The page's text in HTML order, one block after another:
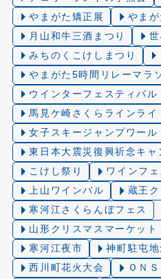
やまがた矯正展
やま
月山和牛三酒まつり
みちのくこけしまつり
やまがた5時間リレーマラ
ウインターフェスティバル
馬見ケ崎さくらラインライ
女子スキージャンプワール
東日本大震災復興祈念キャ
こけし祭り
ワインフ
上山ワインバル
蔵王
寒河江さくらんぼフェス
山形クリスマスマーケット
寒河江夜市
神町駐屯
西川町花火大会
ＯＮ